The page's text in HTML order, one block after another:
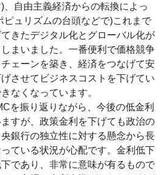
自由主義経済からの転換によっ
ピュリズムの台頭などで)これまで
きたデジタル化とグローバル化が
まいました。一番便利で価格競争
ェーンを築き、経済をつなげて安
させてビジネスコストを下げてい
なくなっています。
を振り返りながら、今後の低金利
すが、政策金利を下げても政治の
銀行の独立性に対する懸念から長
ている状況が心配です。金利低下
であり、非常に意味が有るもので